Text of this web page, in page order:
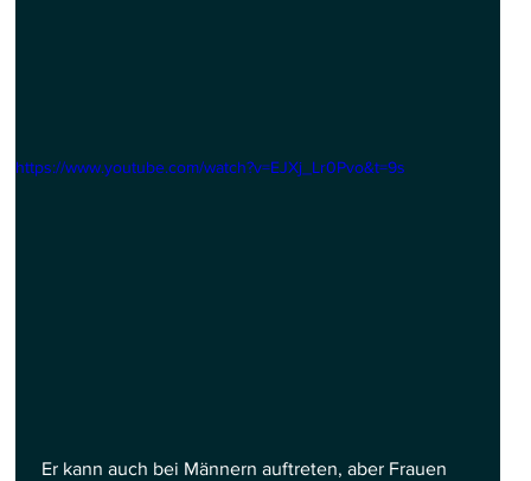
https://www.youtube.com/watch?v=EJXj_Lr0Pvo&t=9s
Er kann auch bei Männern auftreten, aber Frauen